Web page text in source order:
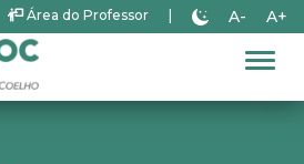
Área do Professor A- A+